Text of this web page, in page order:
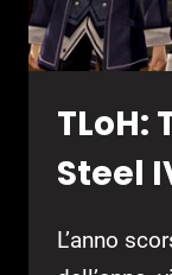
TLoH:
Steel
L’anno